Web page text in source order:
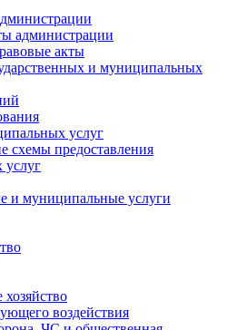
администрации
акты
и муниципальных
услуг
схемы предоставления
и муниципальные услуги
воздействия